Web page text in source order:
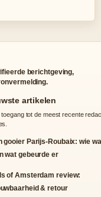
berichtgeving,
artikelen
toegang tot de meest recente
gooier Parijs-Roubaix: wie
wat gebeurde er
of Amsterdam review:
& retour